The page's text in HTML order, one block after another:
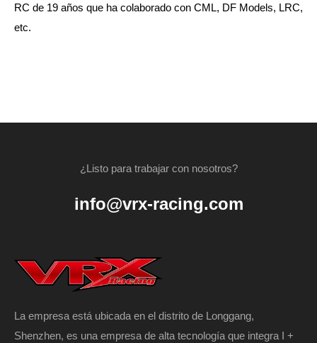
RC de 19 años que ha colaborado con CML, DF Models, LRC,
etc.
¿Listo para trabajar con nosotros?
info@vrx-racing.com
La empresa está ubicada en el distrito de Longgang,
Shenzhen, es una empresa de alta tecnología que integra I +